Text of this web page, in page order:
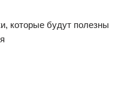
которые будут полезны